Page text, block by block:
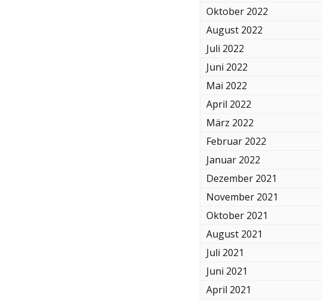
Oktober 2022
August 2022
Juli 2022
Juni 2022
Mai 2022
April 2022
März 2022
Februar 2022
Januar 2022
Dezember 2021
November 2021
Oktober 2021
August 2021
Juli 2021
Juni 2021
April 2021